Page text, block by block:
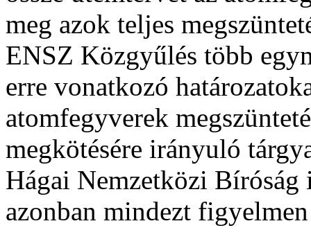
meg azok teljes
ENSZ Közgyűlés több
erre vonatkozó
atomfegyverek
megkötésére irányuló
Hágai Nemzetközi Bíróság
azonban mindezt